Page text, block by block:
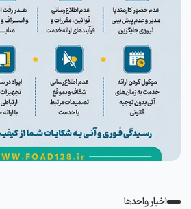
اخبار واحدها